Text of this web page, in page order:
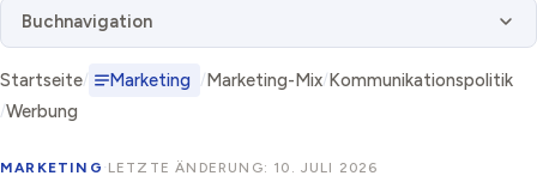
Buchnavigation
Startseite Marketing Marketing-Mix Kommunikationspolitik
Werbung
MARKETING · LETZTE ÄNDERUNG: 10. JULI 2026